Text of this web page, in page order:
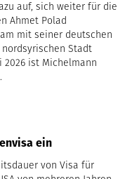
auf, sich weiter für die
Ahmet Polad
mit seiner deutschen
Stadt
2026 ist Michelmann
ein
von Visa für